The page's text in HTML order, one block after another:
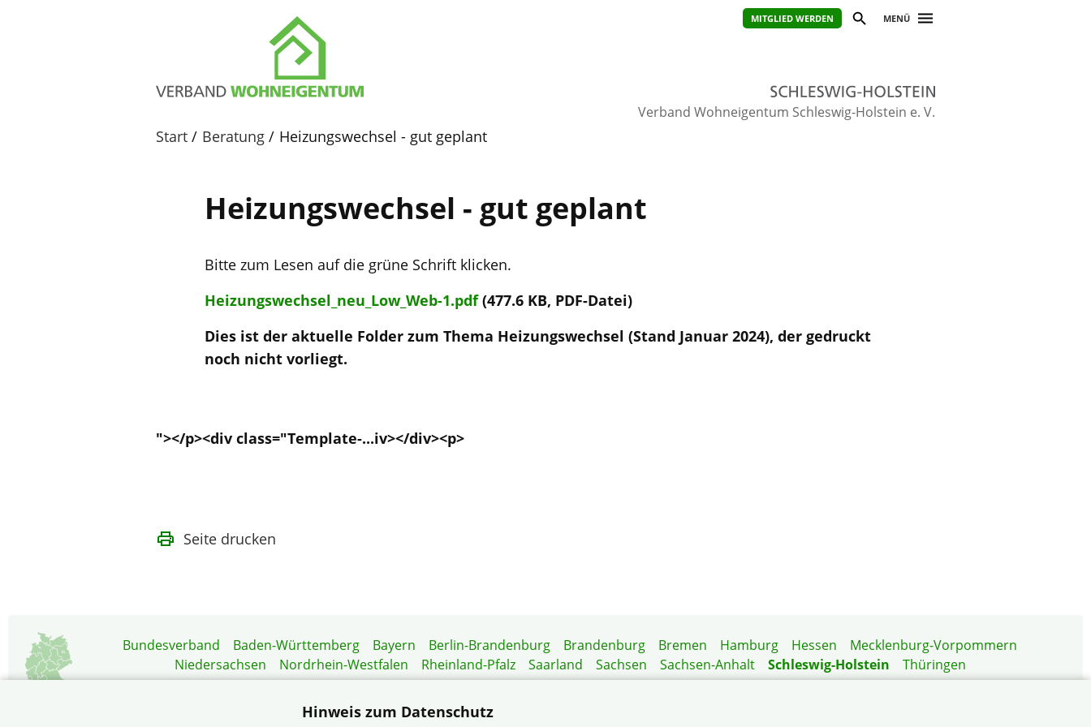
MITGLIED WERDEN MENÜ
Verband Wohneigentum Schleswig-Holstein e. V.
Start Beratung Heizungswechsel - gut geplant
Heizungswechsel - gut geplant
Bitte zum Lesen auf die grüne Schrift klicken.
Heizungswechsel_neu_Low_Web-1.pdf (477.6 KB, PDF-Datei)
Dies ist der aktuelle Folder zum Thema Heizungswechsel (Stand Januar 2024), der gedruckt
noch nicht vorliegt.
"></p><div class="Template-...iv></div><p>
Seite drucken
Bundesverband Baden-Württemberg Bayern Berlin-Brandenburg Brandenburg Bremen Hamburg Hessen
Mecklenburg-Vorpommern
Niedersachsen
Nordrhein-Westfalen Rheinland-Pfalz Saarland Sachsen Sachsen-Anhalt Schleswig-Holstein
Thüringen
Hinweis zum Datenschutz